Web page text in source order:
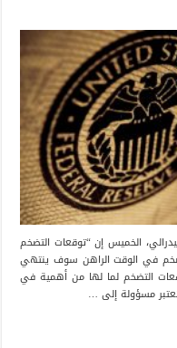
الخميس إن “توقعات التضخم
في الوقت الراهن سوف ينتهي
التضخم لما لها من أهمية في
مسؤولة إلى …